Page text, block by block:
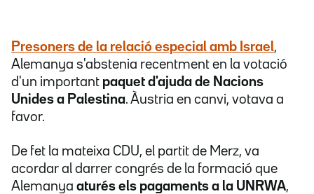
Presoners de la relació especial amb Israel,
Alemanya s'abstenia recentment en la votació
d'un important paquet d'ajuda de Nacions
Unides a Palestina. Àustria en canvi, votava a
favor.
De fet la mateixa CDU, el partit de Merz, va
acordar al darrer congrés de la formació que
Alemanya aturés els pagaments a la UNRWA,